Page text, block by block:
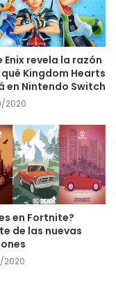
Enix revela la razón
Kingdom Hearts
en Nintendo Switch
2020
en Fortnite?
de las nuevas
2020